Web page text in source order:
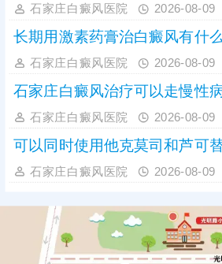
石家庄白癜风医院 2026-08-09
长期用激素药膏治白癜风有什
石家庄白癜风医院 2026-08-09
石家庄白癜风治疗可以走慢性
石家庄白癜风医院 2026-08-09
可以同时使用他克莫司和芦可
石家庄白癜风医院 2026-08-09